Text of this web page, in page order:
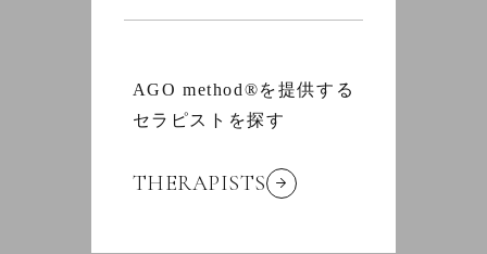
AGO method®を提供する
セラピストを探す
THERAPISTS